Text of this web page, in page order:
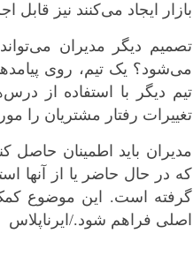
بازار ایجاد می‌کنند نیز قابل
تصمیم دیگر مدیران
تیم دیگر با استفاده از
تغییرات رفتار مشتریان را
مدیران باید اطمینان حاصل
که در حال حاضر یا از آنها
گرفته است. این موضوع کمک
اصلی فراهم شود./ایرناپلاس